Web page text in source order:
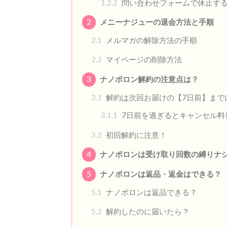
1.2.2 問い合わせフォームで休止す
2
メニーナジューの退会方法と手順
2.1
メルマガの解除方法の手順
2.2 マイページの削除方法
3
ナノポロン解約の注意点は？
3.1
解約は次回お届けの【7日前】まで
3.1.1
7日前を過ぎるとキャンセル料
3.2 初回解約に注意！
4 ナノポロンは受け取り回数の縛りナ
5
ナノポロンは返品・返金はできる？
5.1
ナノポロンは返品できる？
5.2 解約したのに届いたら？